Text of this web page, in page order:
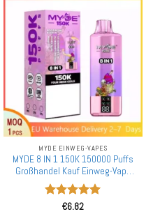
MYDE EINWEG-VAPES
MYDE 8 IN 1 150K 150000 Puffs
Großhandel Kauf Einweg-Vape
Europäische Lagerlieferung
Großhandel
Bewertet
€6.82